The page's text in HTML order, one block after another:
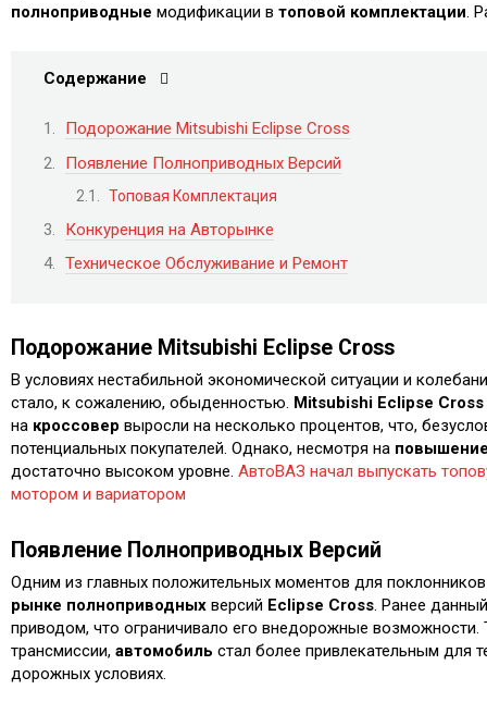
полноприводные модификации в топовой комплектации .
Содержание
Подорожание Mitsubishi Eclipse Cross
Появление Полноприводных Версий
Топовая Комплектация
Конкуренция на Авторынке
Техническое Обслуживание и Ремонт
Подорожание Mitsubishi Eclipse Cross
В условиях нестабильной экономической ситуации и
стало, к сожалению, обыденностью. Mitsubishi Eclipse Cross
на кроссовер выросли на несколько процентов, что,
потенциальных покупателей. Однако, несмотря на
достаточно высоком уровне. АвтоВАЗ начал выпускать
мотором и вариатором
Появление Полноприводных Версий
Одним из главных положительных моментов для
рынке полноприводных версий Eclipse Cross. Ранее
приводом, что ограничивало его внедорожные
трансмиссии, автомобиль стал более привлекательным для
дорожных условиях.